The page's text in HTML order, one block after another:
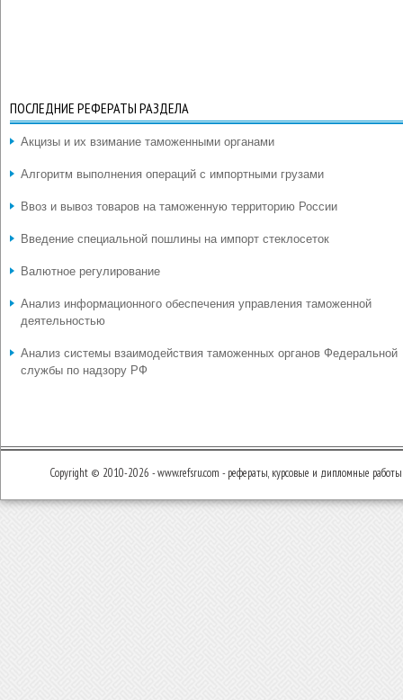
ПОСЛЕДНИЕ РЕФЕРАТЫ РАЗДЕЛА
Акцизы и их взимание таможенными органами
Алгоритм выполнения операций с импортными грузами
Ввоз и вывоз товаров на таможенную территорию России
Введение специальной пошлины на импорт стеклосеток
Валютное регулирование
Анализ информационного обеспечения управления таможенной
деятельностью
Анализ системы взаимодействия таможенных органов Федеральной
службы по надзору РФ
Copyright © 2010-2026 - www.refsru.com - рефераты, курсовые и дипломные работы